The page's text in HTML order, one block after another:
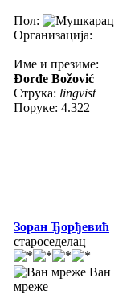
Пол:
Организација:
Име и презиме:
Đorđe Božović
Струка: lingvist
Поруке: 4.322
Зоран Ђорђевић
староседелац
Ван
мреже